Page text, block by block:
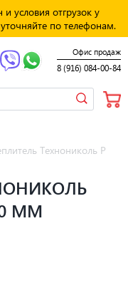
условия отгрузок у
по телефонам.
Офис продаж
8 (916) 084-00-84
Технониколь
ММ